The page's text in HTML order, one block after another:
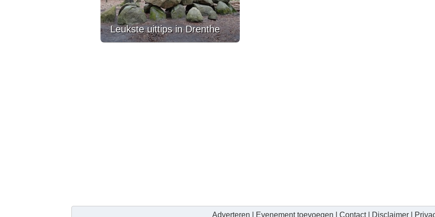
Leukste uittips in Drenthe
Adverteren Evenement toevoegen Contact| Disclaimer